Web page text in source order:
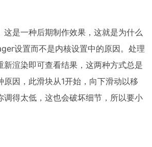
这是一种后期制作效果，这就是为什么
设置而不是内核设置中的原因。处理
新渲染即可查看结果，这两种方式总是
原因，此滑块从1开始，向下滑动以移
调得太低，这也会破坏细节，所以要小